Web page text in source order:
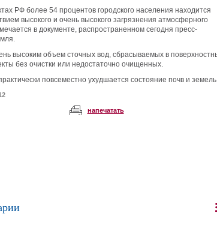
РФ более 54 процентов городского населения находится
высокого и очень высокого загрязнения атмосферного
в документе, распространенном сегодня пресс-
высоким объем сточных вод, сбрасываемых в
без очистки или недостаточно очищенных.
повсеместно ухудшается состояние почв и
напечатать